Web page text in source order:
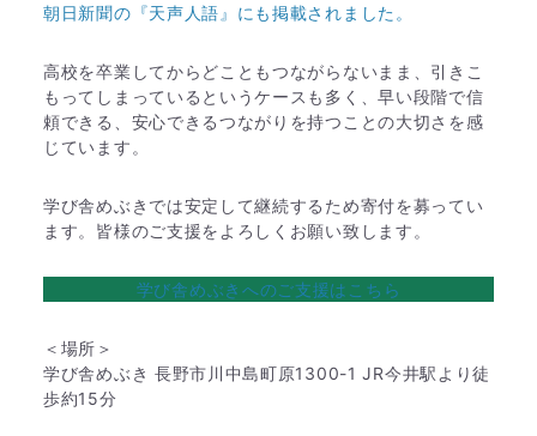
朝日新聞の『天声人語』にも掲載されました。
高校を卒業してからどこともつながらないまま、引きこ
もってしまっているというケースも多く、早い段階で信
頼できる、安心できるつながりを持つことの大切さを感
じています。
学び舎めぶきでは安定して継続するため寄付を募ってい
ます。皆様のご支援をよろしくお願い致します。
学び舎めぶきへのご支援はこちら
＜場所＞
学び舎めぶき 長野市川中島町原1300-1 JR今井駅より徒
歩約15分